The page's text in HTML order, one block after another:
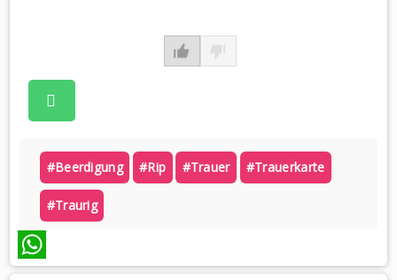
#beerdigung #rip #trauer #trauerkarte
#traurig
WhatsApp